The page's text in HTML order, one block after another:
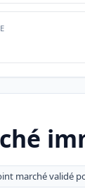
marché validé